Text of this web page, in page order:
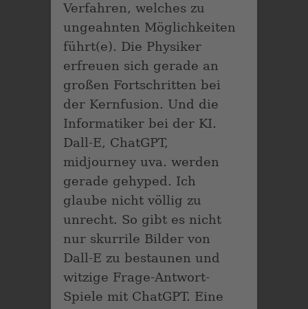
Verfahren, welches zu
ungeahnten Möglichkeiten
führt(e). Die Physiker
erfreuen sich gerade an
großen Fortschritten bei
der Kernfusion. Und die
Informatiker bei der KI.
Dall-E, ChatGPT,
midjourney uva. werden
gerade gehyped. Ich
glaube nicht völlig zu
unrecht. So gibt es nicht
nur skurrile Bilder von
Dall-E zu bestaunen und
witzige Frage-Antwort-
Spiele mit ChatGPT. Eine